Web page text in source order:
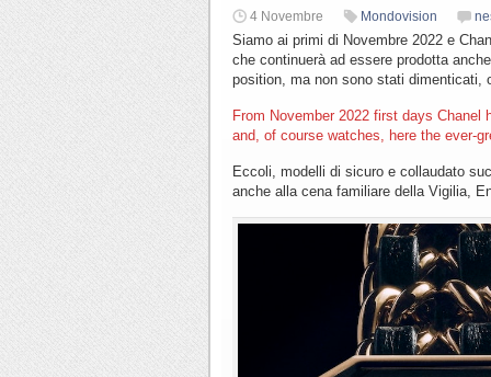
4 Novembre Mondovision
Siamo ai primi di Novembre 2022 e
che continuerà ad essere prodotta
position, ma non sono stati dimenticati,
From November 2022 first days
and, of course watches, here the ever-
Eccoli, modelli di sicuro e collaudato
anche alla cena familiare della Vigilia,